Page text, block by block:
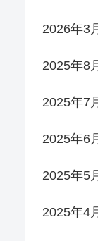
2026年3
2025年8
2025年7
2025年6
2025年5
2025年4